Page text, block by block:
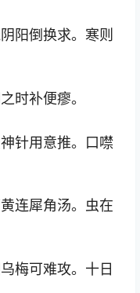
倒换求。寒则
补便瘳。
针用意推。口噤
连犀角汤。虫在
梅可难攻。十日